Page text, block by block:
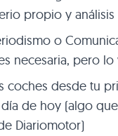
propio y análisis
o
necesaria, pero lo
coches desde tu
de hoy (algo
Diariomotor)